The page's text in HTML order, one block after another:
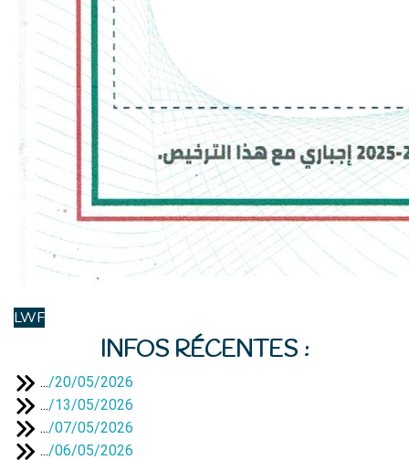
LWF
INFOS RÉCENTES :
.../20/05/2026
.../13/05/2026
/07/05/2026
/06/05/2026